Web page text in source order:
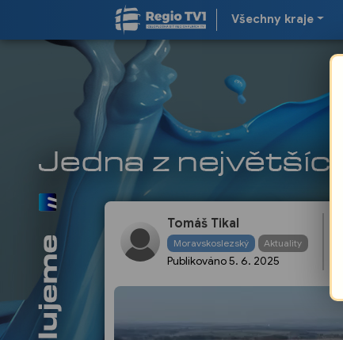
Všechny kraje
Tomáš Tikal
Moravskoslezský Aktuality
Publikováno5. 6. 2025